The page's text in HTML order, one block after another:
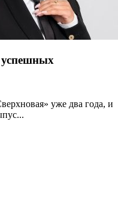
уже два года, и